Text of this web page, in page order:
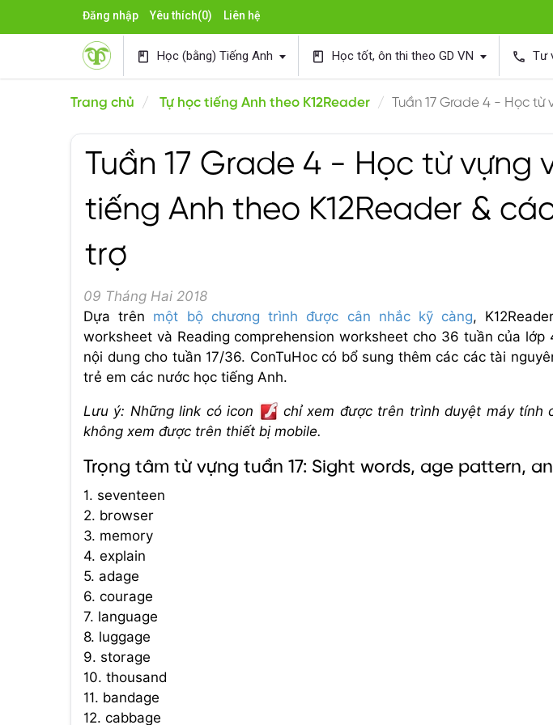
Đăng nhập Yêu thích(0) Liên hệ
book Học (bằng) Tiếng Anh book Học tốt, ôn thi theo GD VN phone Tư
Trang chủ Tự học tiếng Anh theo K12Reader Tuần 17 Grade 4 - Học
Tuần 17 Grade 4 - Học từ vựng
tiếng Anh theo K12Reader &
trợ
09 Tháng Hai 2018
Dựa trên một bộ chương trình được cân nhắc kỹ càng,
worksheet và Reading comprehension worksheet cho 36 tuần của
nội dung cho tuần 17/36. ConTuHoc có bổ sung thêm các các tài
trẻ em các nước học tiếng Anh.
Lưu ý: Những link có icon
chỉ xem được trên trình duyệt máy tính
không xem được trên thiết bị mobile.
Trọng tâm từ vựng tuần 17: Sight words, age pattern,
1. seventeen
2. browser
3. memory
4. explain
5. adage
6. courage
7. language
8. luggage
9. storage
10. thousand
11. bandage
12. cabbage